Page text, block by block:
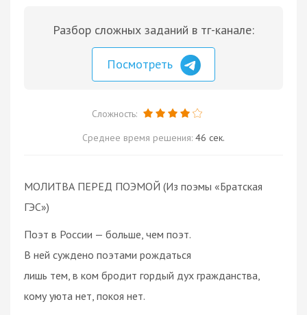
Разбор сложных заданий в тг-канале:
Посмотреть
Сложность:
Среднее время решения: 46 сек.
МОЛИТВА ПЕРЕД ПОЭМОЙ (Из поэмы «Братская
ГЭС»)
Поэт в России — больше, чем поэт.
В ней суждено поэтами рождаться
лишь тем, в ком бродит гордый дух гражданства,
кому уюта нет, покоя нет.